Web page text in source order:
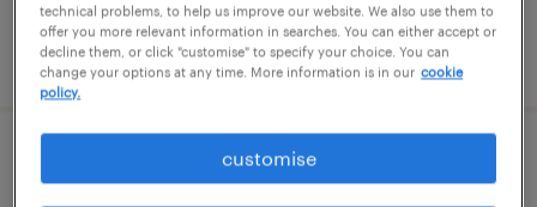
发布于 1 七月 2026
QA Head (Biologics)
technical problems, to help us improve our website. We also use them to
offer you more relevant information in searches. You can either accept or
decline them, or click "customise" to specify your choice. You can
change your options at any time. More information is in our cookie
policy.
customise